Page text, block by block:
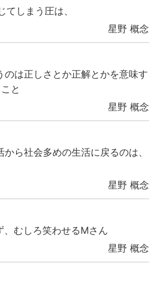
しまう圧は、
星野 概念
のは正しさとか正解とかを意味す
と
星野 概念
ら社会多めの生活に戻るのは、
星野 概念
、むしろ笑わせるMさん
星野 概念